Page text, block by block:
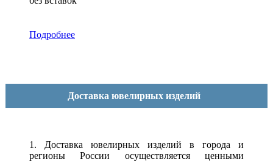
Подробнее
Доставка ювелирных изделий
1. Доставка ювелирных изделий в города и
регионы России осуществляется ценными